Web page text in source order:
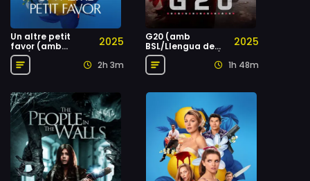
Un altre petit
favor (amb
ASL/Llengua de
signes
estatunidenca)
2025
2h 3m
G20 (amb
BSL/Llengua de
signes britànica)
2025
1h 48m